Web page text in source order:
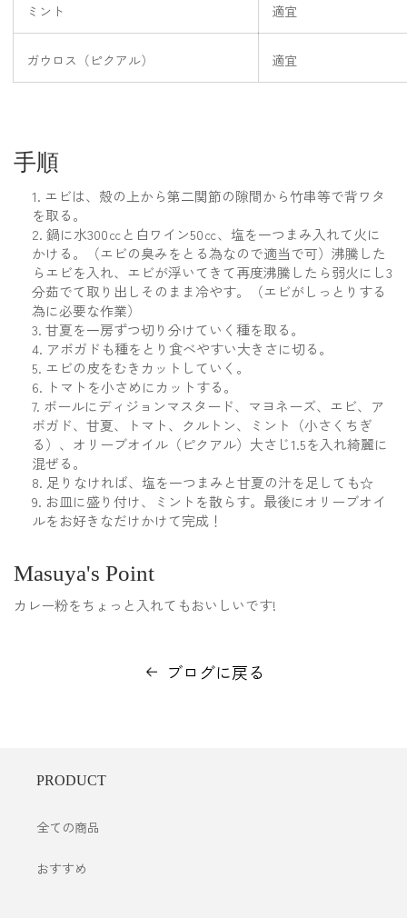
ミント 適宜
ガウロス（ピクアル） 適宜
手順
エビは、殻の上から第二関節の隙間から竹串等で背ワタ
を取る。
鍋に水300㏄と白ワイン50㏄、塩を一つまみ入れて火に
かける。（エビの臭みをとる為なので適当で可）沸騰した
らエビを入れ、エビが浮いてきて再度沸騰したら弱火にし3
分茹でて取り出しそのまま冷やす。（エビがしっとりする
為に必要な作業）
甘夏を一房ずつ切り分けていく種を取る。
アボガドも種をとり食べやすい大きさに切る。
エビの皮をむきカットしていく。
トマトを小さめにカットする。
ボールにディジョンマスタード、マヨネーズ、エビ、ア
ボガド、甘夏、トマト、クルトン、ミント（小さくちぎ
る）、オリーブオイル（ピクアル）大さじ1.5を入れ綺麗に
混ぜる。
足りなければ、塩を一つまみと甘夏の汁を足しても☆
お皿に盛り付け、ミントを散らす。最後にオリーブオイ
ルをお好きなだけかけて完成！
Masuya's Point
カレー粉をちょっと入れてもおいしいです!
ブログに戻る
PRODUCT
全ての商品
おすすめ